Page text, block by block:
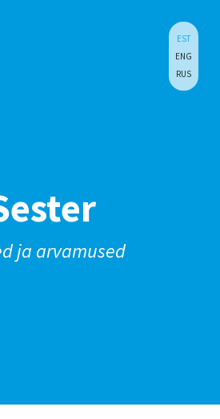
EST
ENG
RUS
ja arvamused